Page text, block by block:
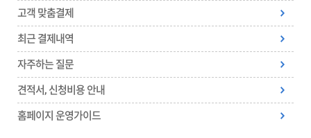
고객 맞춤결제
최근 결제내역
자주하는 질문
견적서, 신청비용 안내
홈페이지 운영가이드